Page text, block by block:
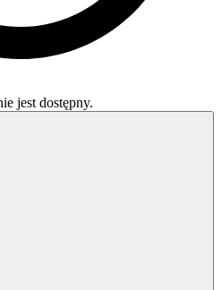
jest dostępny.